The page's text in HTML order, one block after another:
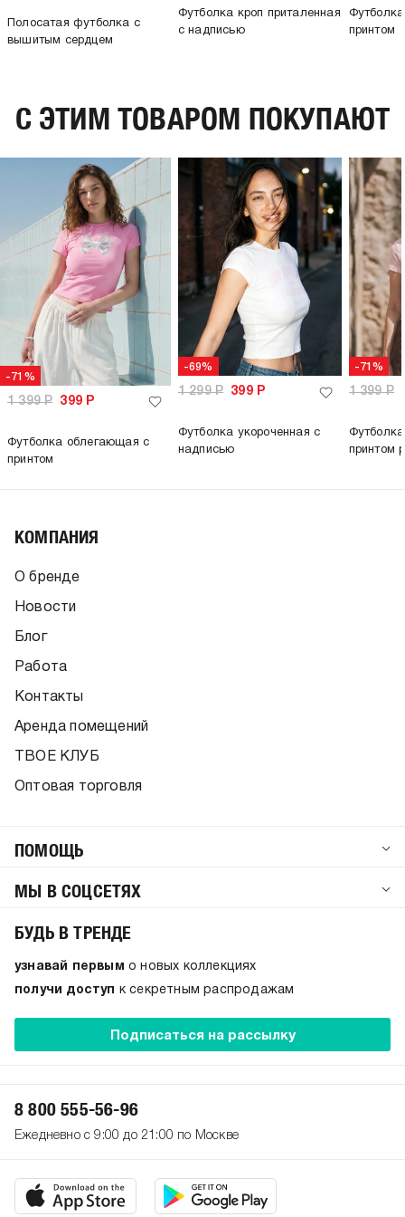
Полосатая футболка с
вышитым сердцем
Футболка кроп приталенная
с надписью
принтом
C ЭТИМ ТОВАРОМ ПОКУПАЮТ
-71%
1 399Р 399 Р
Футболка облегающая с
принтом
-69%
1 299Р 399Р
Футболка укороченная с
надписью
-71%
1 399Р
принтом
КОМПАНИЯ
О бренде
Новости
Блог
Работа
Контакты
Аренда помещений
ТВОЕ КЛУБ
Оптовая торговля
ПОМОЩЬ
МЫ В СОЦСЕТЯХ
БУДЬ В ТРЕНДЕ
узнавай первым о новых коллекциях
получи доступ к секретным распродажам
Подписаться на рассылку
8 800 555-56-96
Ежедневно с 9:00 до 21:00 по Москве